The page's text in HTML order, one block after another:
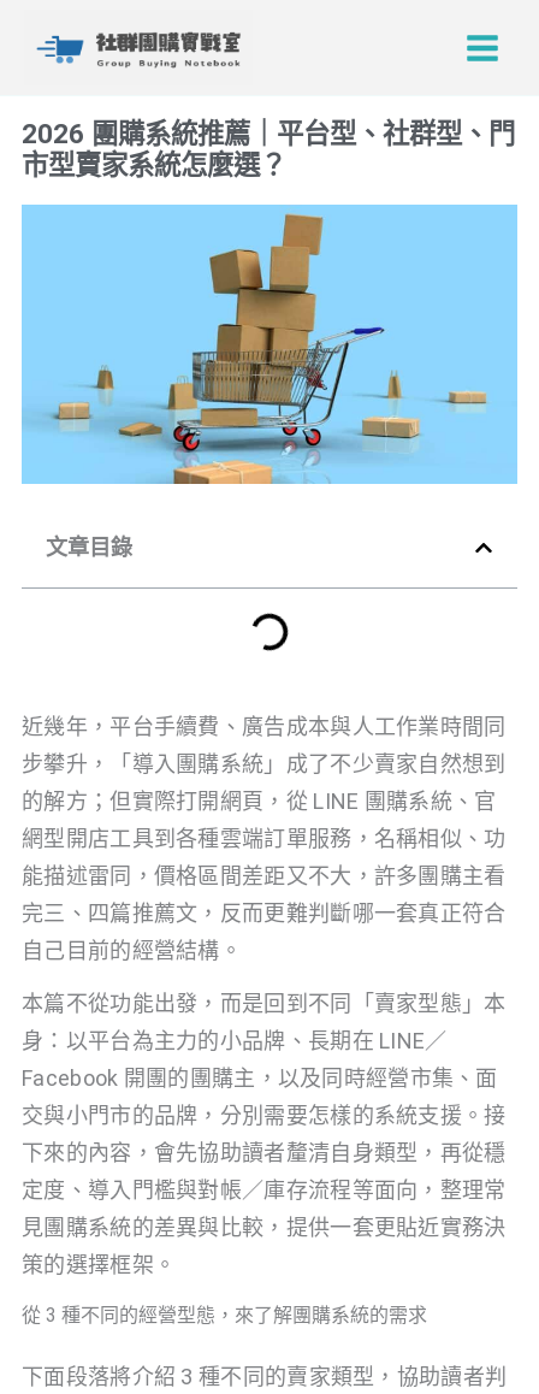
2026 團購系統推薦｜平台型、社群型、門
市型賣家系統怎麼選？
文章目錄
近幾年，平台手續費、廣告成本與人工作業時間同
步攀升，「導入團購系統」成了不少賣家自然想到
的解方；但實際打開網頁，從 LINE 團購系統、官
網型開店工具到各種雲端訂單服務，名稱相似、功
能描述雷同，價格區間差距又不大，許多團購主看
完三、四篇推薦文，反而更難判斷哪一套真正符合
自己目前的經營結構。
本篇不從功能出發，而是回到不同「賣家型態」本
身：以平台為主力的小品牌、長期在 LINE／
Facebook 開團的團購主，以及同時經營市集、面
交與小門市的品牌，分別需要怎樣的系統支援。接
下來的內容，會先協助讀者釐清自身類型，再從穩
定度、導入門檻與對帳／庫存流程等面向，整理常
見團購系統的差異與比較，提供一套更貼近實務決
策的選擇框架。
從 3 種不同的經營型態，來了解團購系統的需求
下面段落將介紹 3 種不同的賣家類型，協助讀者判